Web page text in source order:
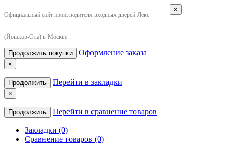
Официальный сайт производителя входных дверей Лекс
(Йошкар-Ола) в Москве
×
Продолжить покупки Оформление заказа
×
Продолжить Перейти в закладки
×
Продолжить Перейти в сравнение товаров
Закладки (0)
Сравнение товаров (0)